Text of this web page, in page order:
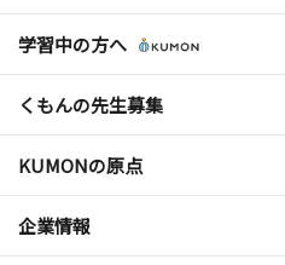
学習中の方へ
くもんの先生募集
KUMONの原点
企業情報